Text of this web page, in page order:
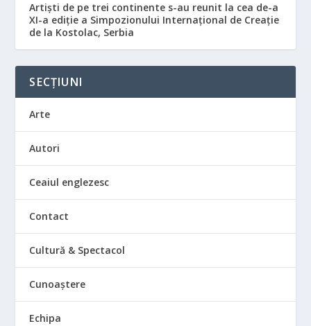
Artiști de pe trei continente s-au reunit la cea de-a
XI-a ediție a Simpozionului Internațional de Creație
de la Kostolac, Serbia
SECȚIUNI
Arte
Autori
Ceaiul englezesc
Contact
Cultură & Spectacol
Cunoaștere
Echipa